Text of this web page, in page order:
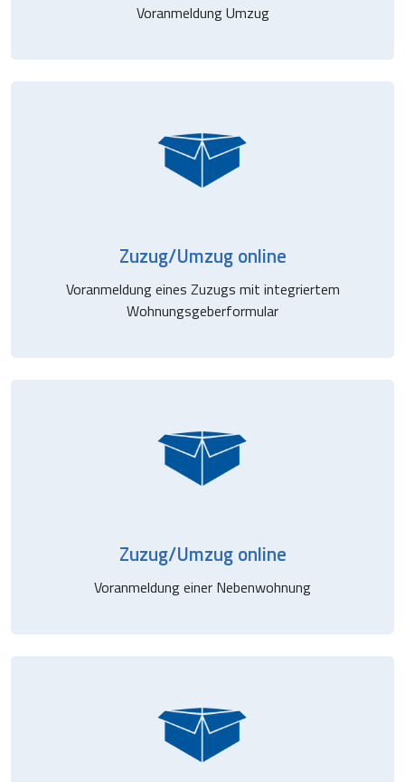
Voranmeldung Umzug
Zuzug/Umzug online
Voranmeldung eines Zuzugs mit integriertem
Wohnungsgeberformular
Zuzug/Umzug online
Voranmeldung einer Nebenwohnung